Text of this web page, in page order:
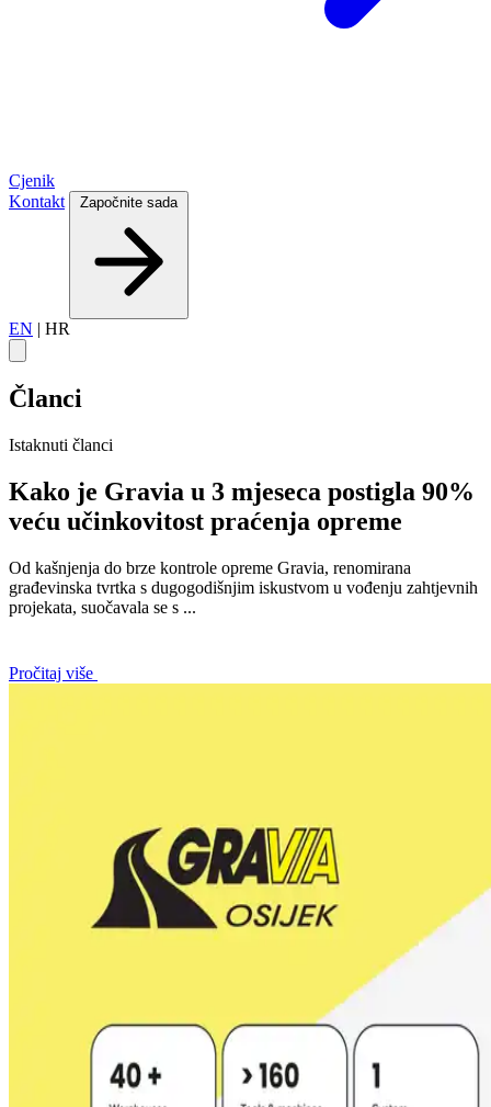
Cjenik
Kontakt
Započnite sada
EN | HR
Članci
Istaknuti članci
Kako je Gravia u 3 mjeseca postigla 90%
veću učinkovitost praćenja opreme
Od kašnjenja do brze kontrole opreme Gravia, renomirana
građevinska tvrtka s dugogodišnjim iskustvom u vođenju zahtjevnih
projekata, suočavala se s ...
Pročitaj više